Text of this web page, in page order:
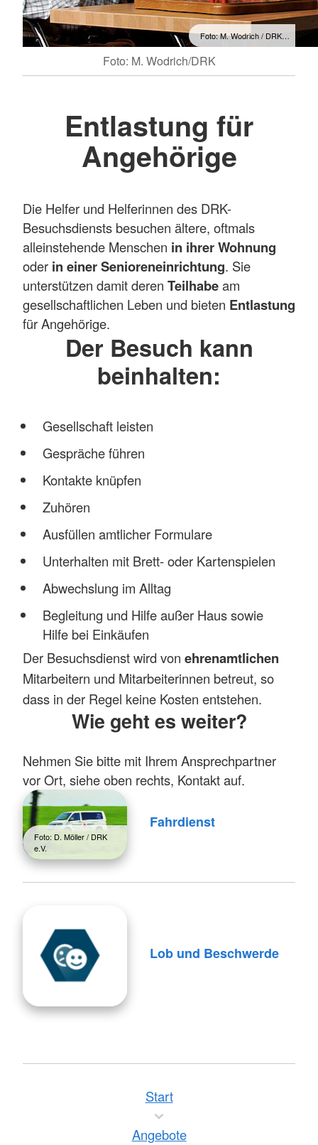
Foto: M. Wodrich / DRK…
Foto: M. Wodrich/DRK
Entlastung für
Angehörige
Die Helfer und Helferinnen des DRK-
Besuchsdiensts besuchen ältere, oftmals
alleinstehende Menschen in ihrer Wohnung
oder in einer Senioreneinrichtung. Sie
unterstützen damit deren Teilhabeam
gesellschaftlichen Leben und bieten Entlastung
für Angehörige.
Der Besuch kann
beinhalten:
Gesellschaft leisten
Gespräche führen
Kontakte knüpfen
Zuhören
Ausfüllen amtlicher Formulare
Unterhalten mit Brett- oder Kartenspielen
Abwechslung im Alltag
Begleitung und Hilfe außer Haus sowie
Hilfe bei Einkäufen
Der Besuchsdienst wird von ehrenamtlichen
Mitarbeitern und Mitarbeiterinnen betreut, so
dass in der Regel keine Kosten entstehen.
Wie geht es weiter?
Nehmen Sie bitte mit Ihrem Ansprechpartner
vor Ort, siehe oben rechts, Kontakt auf.
Foto: D. Möller / DRK
e.V.
Fahrdienst
Lob und Beschwerde
Start
Angebote